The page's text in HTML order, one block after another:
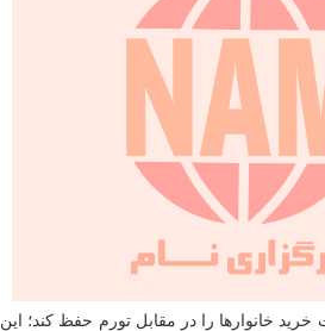
خانوارها را در مقابل تورم حفظ کند؛ این